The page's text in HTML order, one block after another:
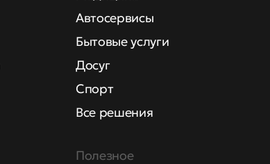
Автосервисы
Бытовые услуги
Досуг
Спорт
Все решения
Полезное